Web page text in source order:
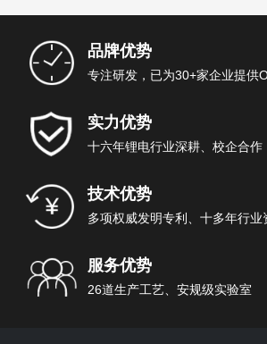
品牌优势
专注研发，已为30+家企业提供
实力优势
十六年锂电行业深耕、校企合作
技术优势
多项权威发明专利、十多年行业
服务优势
26道生产工艺、安规级实验室